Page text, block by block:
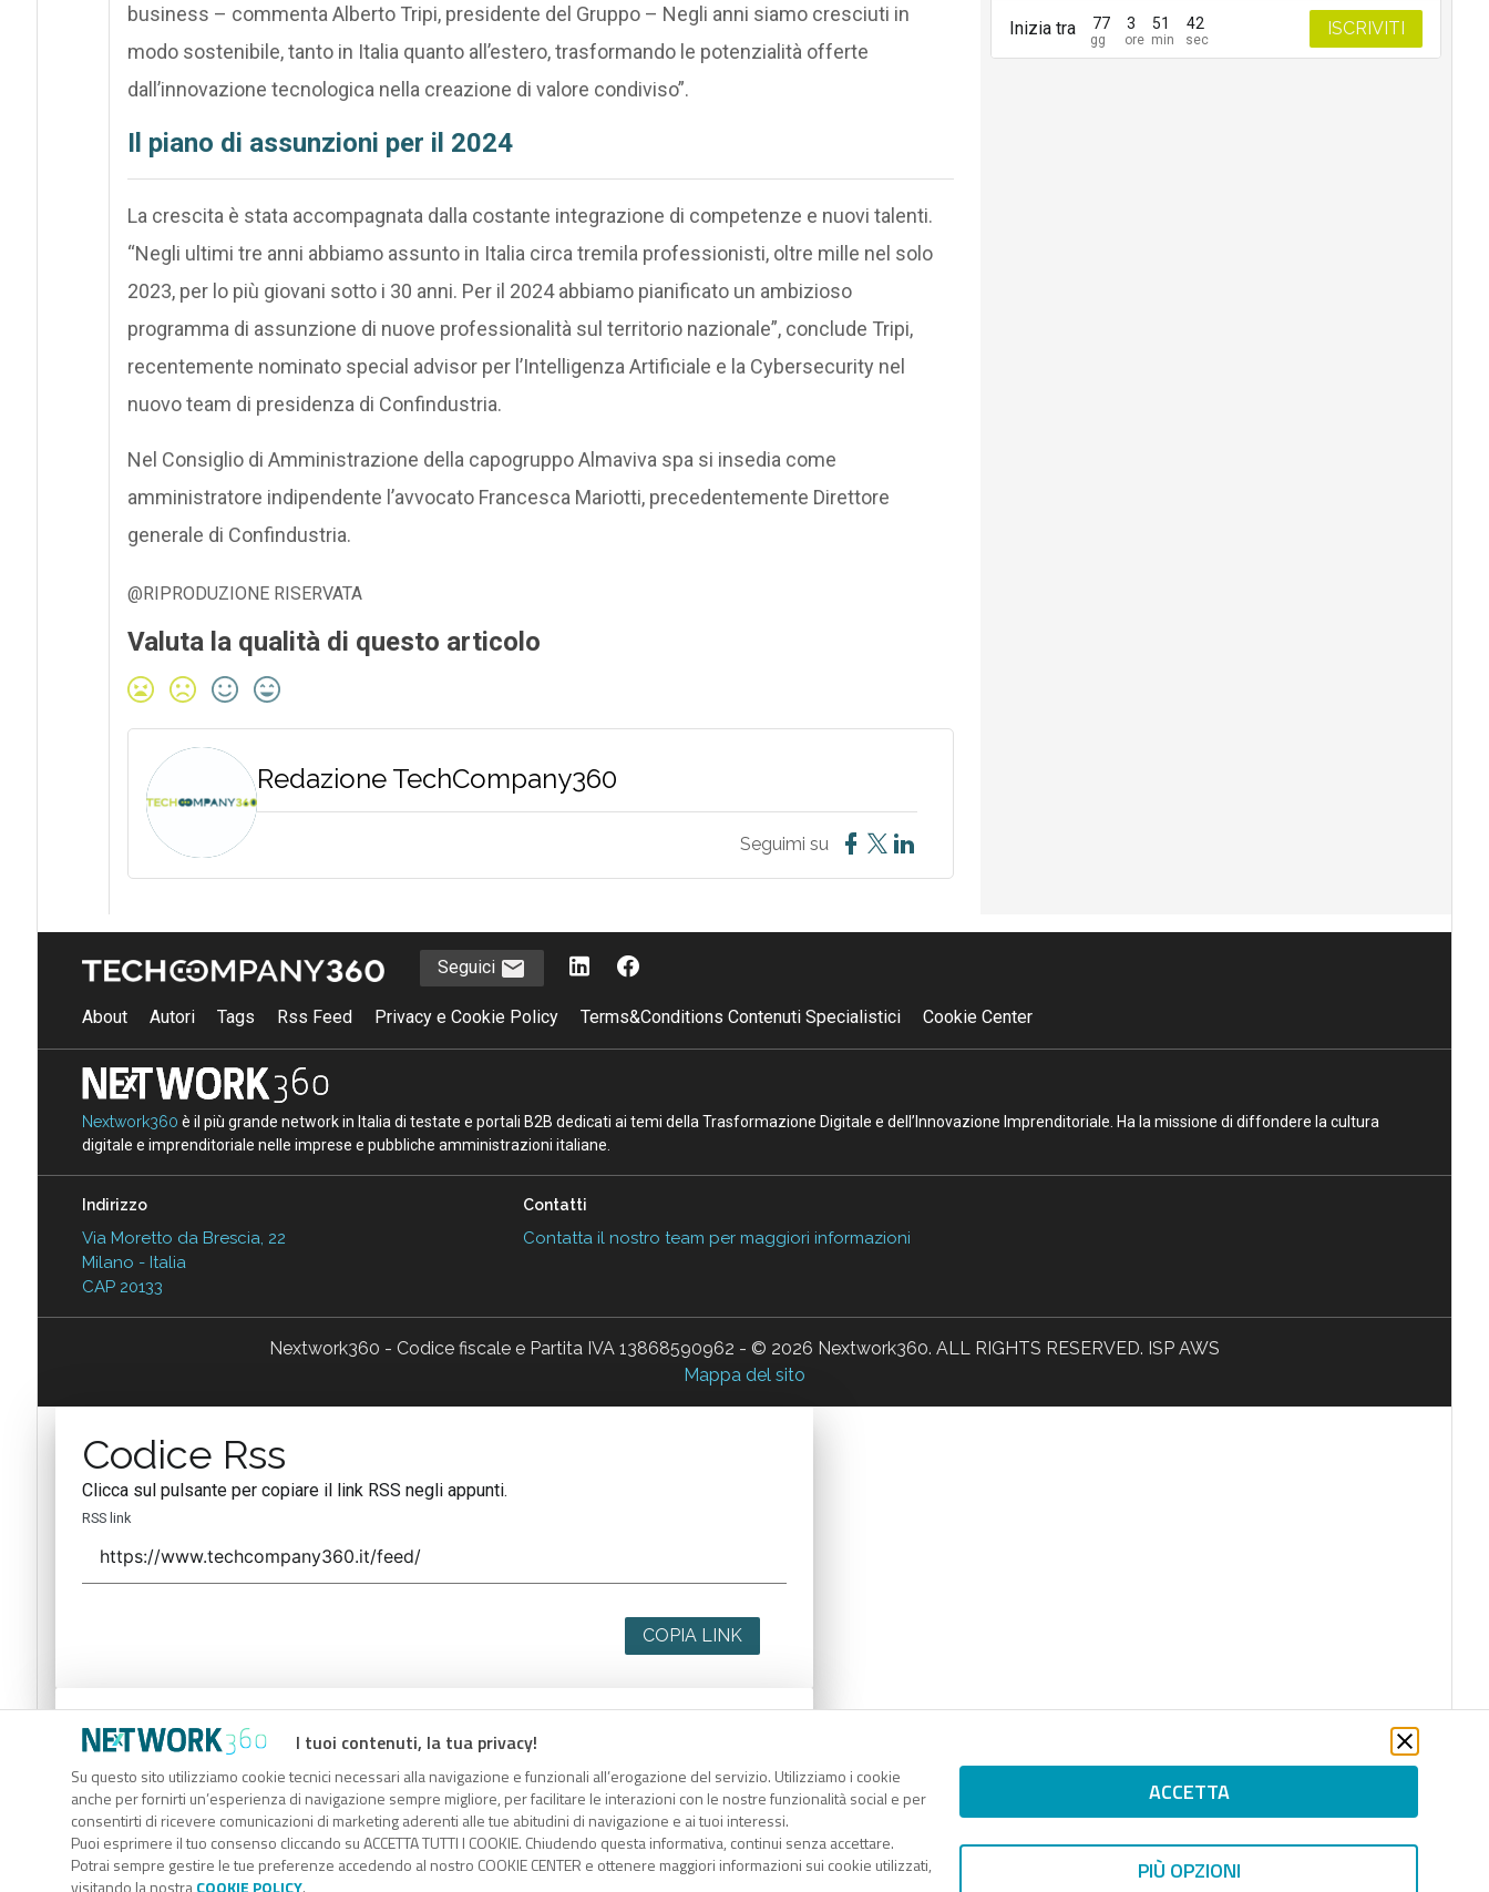
business – commenta Alberto Tripi, presidente del Gruppo – Negli anni siamo cresciuti in
modo sostenibile, tanto in Italia quanto all’estero, trasformando le potenzialità offerte
dall’innovazione tecnologica nella creazione di valore condiviso”.
Il piano di assunzioni per il 2024
La crescita è stata accompagnata dalla costante integrazione di competenze e nuovi talenti.
“Negli ultimi tre anni abbiamo assunto in Italia circa tremila professionisti, oltre mille nel solo
2023, per lo più giovani sotto i 30 anni. Per il 2024 abbiamo pianificato un ambizioso
programma di assunzione di nuove professionalità sul territorio nazionale”, conclude Tripi,
recentemente nominato special advisor per l’Intelligenza Artificiale e la Cybersecurity nel
nuovo team di presidenza di Confindustria.
Nel Consiglio di Amministrazione della capogruppo Almaviva spa si insedia come
amministratore indipendente l’avvocato Francesca Mariotti, precedentemente Direttore
generale di Confindustria.
@RIPRODUZIONE RISERVATA
Valuta la qualità di questo articolo
Redazione TechCompany360
Seguimi su
Inizia tra 77 3 51 41 ISCRIVITI
I tuoi contenuti, la tua privacy!
Su questo sito utilizziamo cookie tecnici necessari alla navigazione e funzionali all’erogazione del servizio. Utilizziamo i cookie
anche per fornirti un’esperienza di navigazione sempre migliore, per facilitare le interazioni con le nostre funzionalità social e per
consentirti di ricevere comunicazioni di marketing aderenti alle tue abitudini di navigazione e ai tuoi interessi.
Puoi esprimere il tuo consenso cliccando su ACCETTA TUTTI I COOKIE. Chiudendo questa informativa, continui senza accettare.
Potrai sempre gestire le tue preferenze accedendo al nostro COOKIE CENTER e ottenere maggiori informazioni sui cookie utilizzati,
visitando la nostra COOKIE POLICY.
ACCETTA
PIÙ OPZIONI
Seguici
About Autori Tags Rss Feed Privacy e Cookie Policy Terms&Conditions Contenuti Specialistici Cookie Center
Nextwork360 è il più grande network in Italia di testate e portali B2B dedicati ai temi della Trasformazione Digitale e dell’Innovazione Imprenditoriale. Ha la missione di diffondere la cultura
digitale e imprenditoriale nelle imprese e pubbliche amministrazioni italiane.
Indirizzo
Via Moretto da Brescia, 22
Milano - Italia
CAP 20133
Contatti
Contatta il nostro team per maggiori informazioni
Nextwork360 - Codice fiscale e Partita IVA 13868590962 - © 2026 Nextwork360. ALL RIGHTS RESERVED. ISP AWS
Mappa del sito
Codice Rss
Clicca sul pulsante per copiare il link RSS negli appunti.
RSS link
COPIA LINK
Codice Rss
Clicca sul pulsante per copiare il link RSS negli appunti.
RSS link